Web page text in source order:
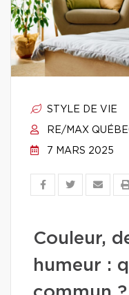
STYLE DE VIE
RE/MAX
7 MARS 2025
Couleur,
humeur :